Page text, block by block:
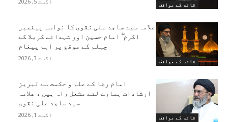
قائد کے مواقف
قائد کے مواقف
علامہ سید ساجد علی نقوی کا نواسہ پیغمبر
اکرم ۖ امام حسین اور شہدائے کربلا کے
چہلم کے موقع پر اہم پیغام
اگست 3, 2026
قائد کے مواقف
امام رضا کے علم و حکمت سے لبریز
ارشادات ہمارے لئے مشعل راہ ہیں ، علامہ
سید ساجد علی نقوی
اگست 1, 2026